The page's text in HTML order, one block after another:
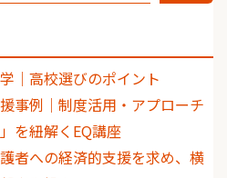
｜高校選びのポイント
事例｜制度活用・アプローチ
を紐解くEQ講座
者への経済的支援を求め、横